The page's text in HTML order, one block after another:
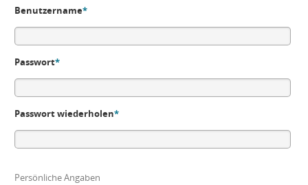
Benutzername*
Passwort*
Passwort wiederholen*
Persönliche Angaben